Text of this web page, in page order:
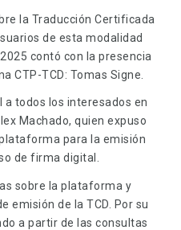
la Traducción Certificada
de esta modalidad
contó con la presencia
CTP-TCD: Tomas Signe.
a todos los interesados en
Machado, quien expuso
para la emisión
de firma digital.
sobre la plataforma y
emisión de la TCD. Por su
a partir de las consultas